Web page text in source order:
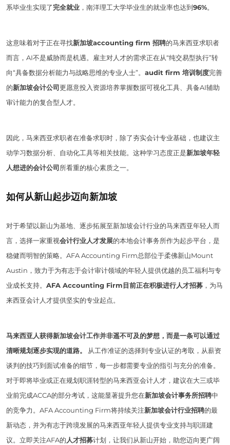
系毕业生实现了完全就业 ，南洋理工大学毕业生的就业率也达到96%。
这意味着对于正在寻找新加坡accounting firm 招聘的马来西亚求职者
而言，AI不是威胁而是机遇。雇主对人才的需求正在从“纯交易型执行”转
向“具备数据分析能力与战略思维的专业人士”。 audit firm 培训制度完善
的新加坡会计公司更愿意投入资源培养掌握数据可视化工具、具备AI辅助
审计能力的复合型人才。
因此，马来西亚求职者在准备求职时，除了夯实会计专业基础，也建议主
动学习数据分析、自动化工具等相关技能。这种学习态度正是新加坡年轻
人想进的会计公司所看重的核心素质之一。
如何从新山起步迈向新加坡
对于希望以新山为基地、逐步拓展至新加坡会计行业的马来西亚年轻人而
言，选择一家重视会计行业人才发展的本地会计事务所作为起步平台，是
稳健而明智的策略。AFA Accounting Firm总部位于柔佛新山Mount
Austin，致力于为有志于会计审计领域的年轻人提供优越的员工福利与专
业成长支持。 AFA Accounting Firm目前正在积极进行人才招募 ，为马
来西亚会计人才提供坚实的专业起点。
马来西亚人获得新加坡会计工作并非遥不可及的梦想，而是一条可以通过
清晰规划逐步实现的道路。
从工作准证的选择到专业认证的考取，从薪资
谈判的技巧到面试准备的细节，每一步都需要专业的指引与充分的准备。
对于即将毕业或正在规划职涯转型的马来西亚会计人才，建议在大三或毕
业前完成ACCA的部分考试，这能显著提升您在新加坡会计事务所招聘中
的竞争力。AFA Accounting Firm将持续关注新加坡会计行业招聘的最
新动态，并为有志于跨境发展的马来西亚年轻人提供专业支持与职涯建
议。立即关注AFA的人才招募计划，让我们从新山开始，助您迈向更广阔